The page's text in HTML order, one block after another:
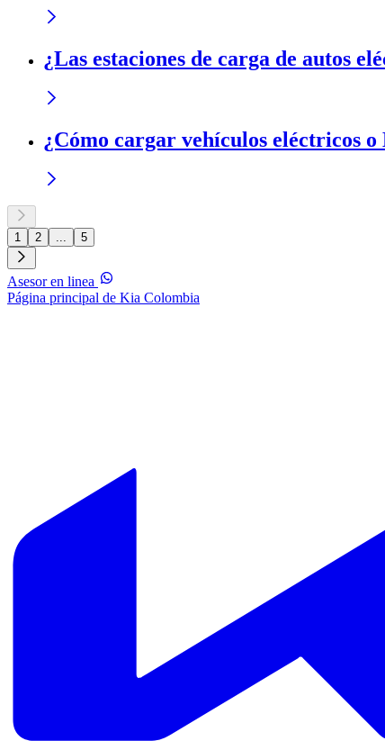
¿Las estaciones de carga de autos
¿Cómo cargar vehículos eléctricos o
1 2 5
Asesor en linea
Página principal de Kia Colombia